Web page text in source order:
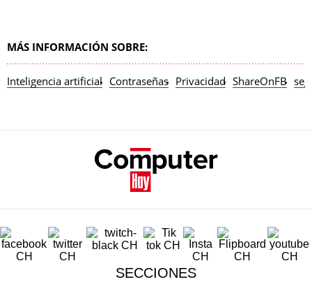
MÁS INFORMACIÓN SOBRE:
Inteligencia artificial Contraseñas Privacidad ShareOnFB
SECCIONES